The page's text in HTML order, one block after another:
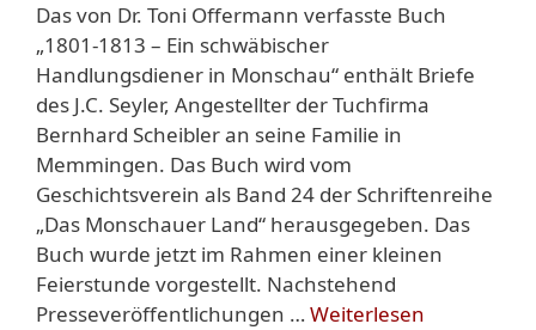
Das von Dr. Toni Offermann verfasste Buch
„1801-1813 – Ein schwäbischer
Handlungsdiener in Monschau“ enthält Briefe
des J.C. Seyler, Angestellter der Tuchfirma
Bernhard Scheibler an seine Familie in
Memmingen. Das Buch wird vom
Geschichtsverein als Band 24 der Schriftenreihe
„Das Monschauer Land“ herausgegeben. Das
Buch wurde jetzt im Rahmen einer kleinen
Feierstunde vorgestellt. Nachstehend
Presseveröffentlichungen …Weiterlesen